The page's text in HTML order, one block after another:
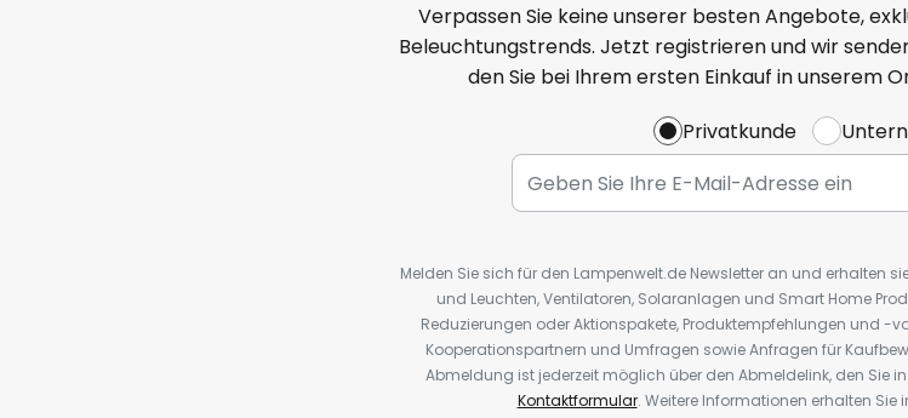
Verpassen Sie keine unserer besten Angebote,
Beleuchtungstrends. Jetzt registrieren und wir
den Sie bei Ihrem ersten Einkauf in unserem
Privatkunde
Melden Sie sich für den Lampenwelt.de Newsletter an und erhalten
und Leuchten, Ventilatoren, Solaranlagen und Smart Home
Reduzierungen oder Aktionspakete, Produktempfehlungen und -
Kooperationspartnern und Umfragen sowie Anfragen für
Abmeldung ist jederzeit möglich über den Abmeldelink, den Sie
Kontaktformular. Weitere Informationen erhalten Sie